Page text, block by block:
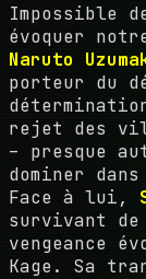
Impossible
évoquer
Naruto
porteur du
rejet des
– presque
dominer dans
Face à lui,
survivant
vengeance
Kage. Sa